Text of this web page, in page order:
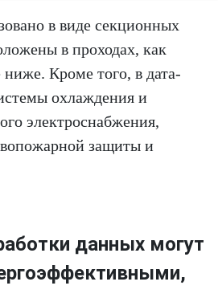
в виде секционных
в проходах, как
Кроме того, в дата-
охлаждения и
электроснабжения,
защиты и
данных могут